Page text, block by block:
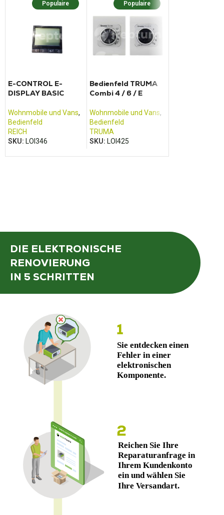
Populaire
E-CONTROL E-
DISPLAY BASIC
Wohnmobile und Vans,
Bedienfeld
REICH
SKU: LOI346
Populaire
Bedienfeld TRUMA
Combi 4 / 6 / E
Wohnmobile und Vans,
Bedienfeld
TRUMA
SKU: LOI425
DIE ELEKTRONISCHE
RENOVIERUNG
IN 5 SCHRITTEN